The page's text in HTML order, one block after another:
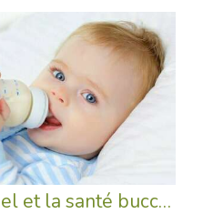
L’allaitement maternel et la santé bucco-dentaire de l’enfant